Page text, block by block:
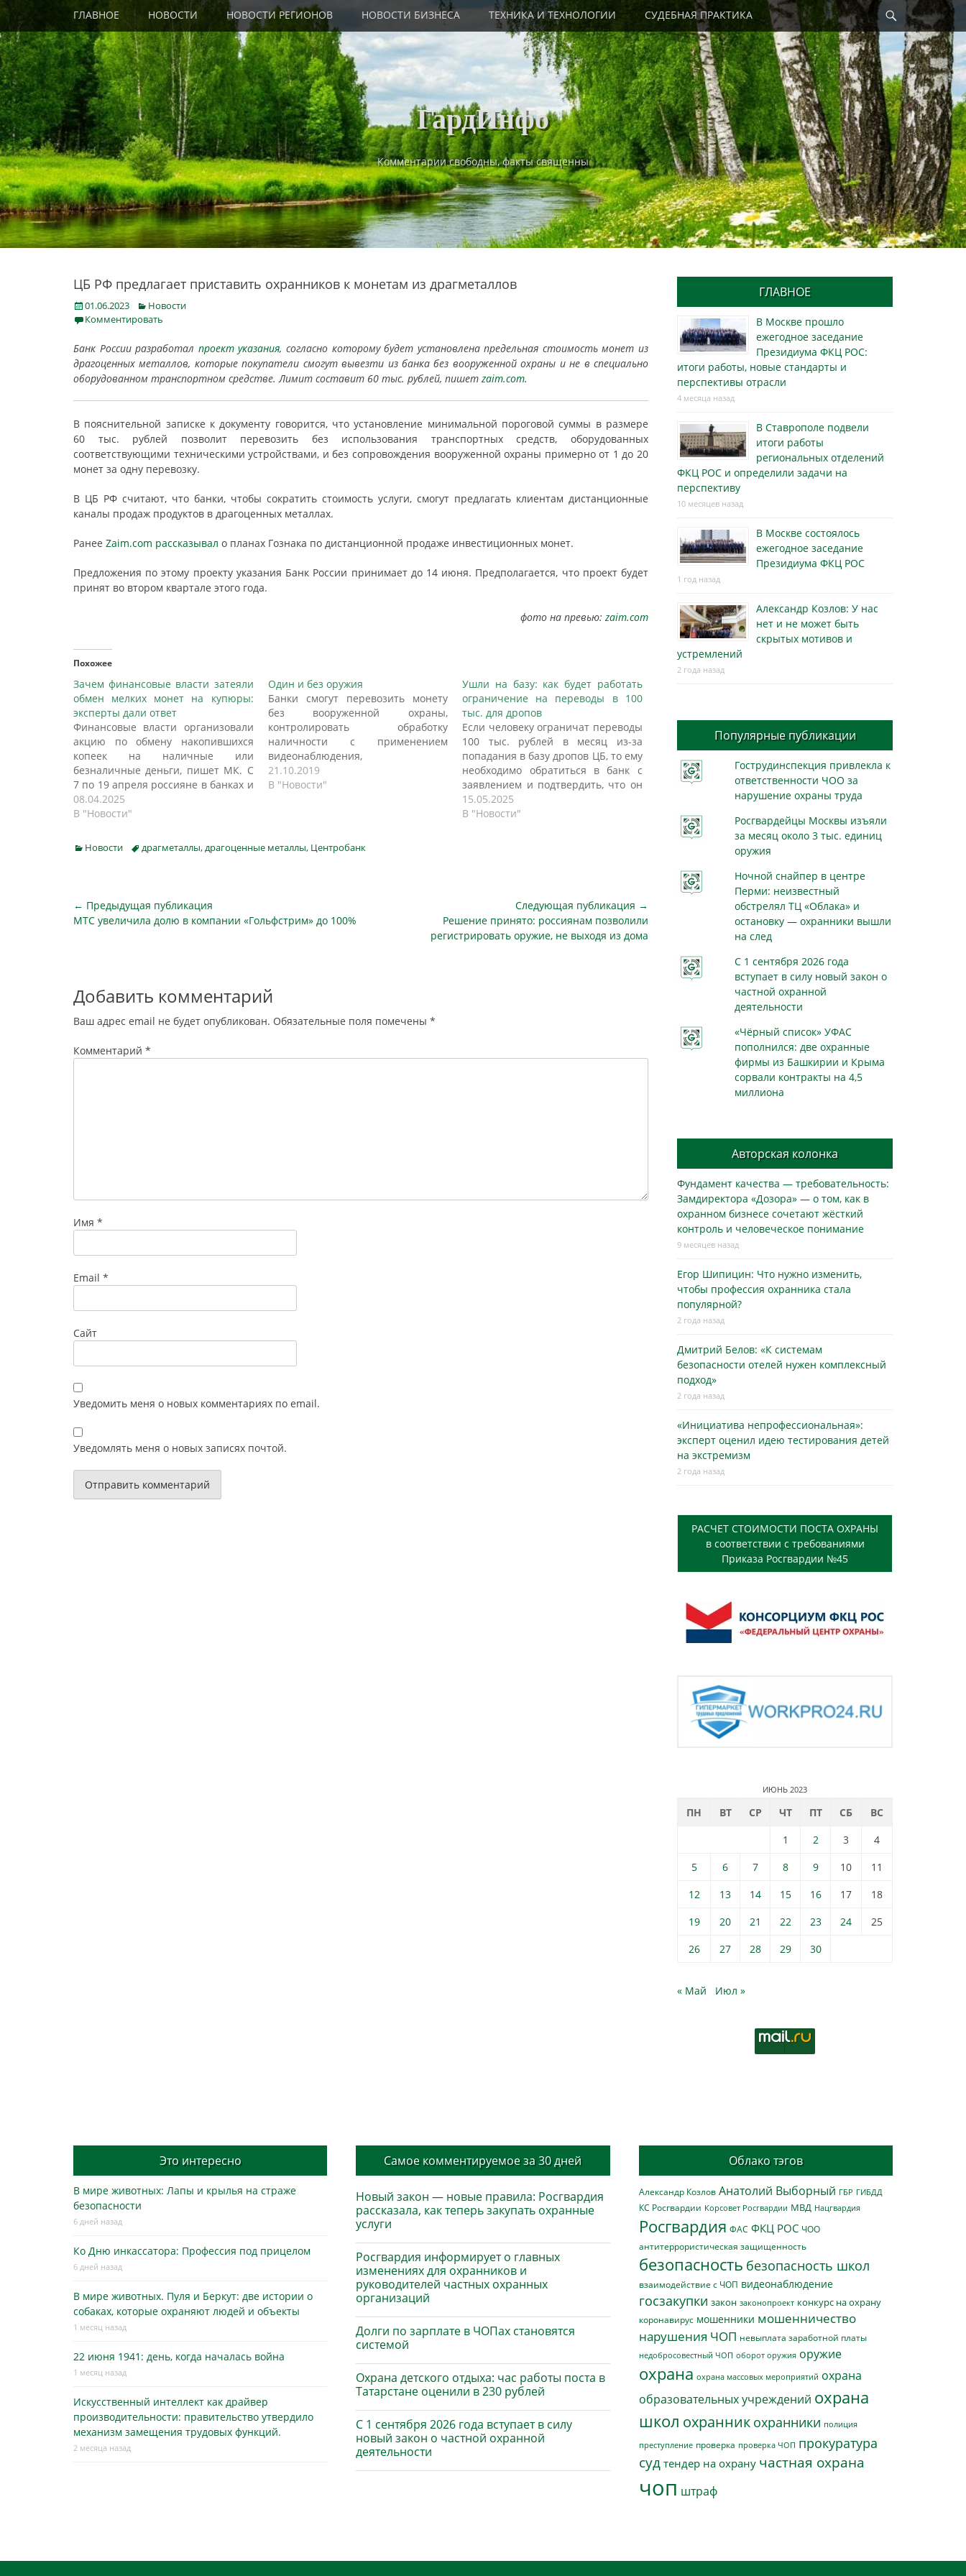
Skip
content
Primary Menu
ГЛАВНОЕ НОВОСТИ НОВОСТИ РЕГИОНОВ НОВОСТИ БИЗНЕСА ТЕХНИКА И ТЕХНОЛОГИИ СУДЕБНАЯ ПРАКТИКА
Найти
ГардИнфо
Комментарии свободны, факты священны
ЦБ РФ предлагает приставить охранников к монетам из драгметаллов
Posted
on
01.06.2023 Categories
Новости
Комментировать
Банк России разработал проект указания, согласно которому будет установлена предельная стоимость монет из
драгоценных металлов, которые покупатели смогут вывезти из банка без вооруженной охраны и не в специально
оборудованном транспортном средстве. Лимит составит 60 тыс. рублей, пишетzaim.com.
В пояснительной записке к документу говорится, что установление минимальной пороговой суммы в размере
60 тыс. рублей позволит перевозить без использования транспортных средств, оборудованных
соответствующими техническими устройствами, и без сопровождения вооруженной охраны примерно от 1 до 20
монет за одну перевозку.
В ЦБ РФ считают, что банки, чтобы сократить стоимость услуги, смогут предлагать клиентам дистанционные
каналы продаж продуктов в драгоценных металлах.
Ранее Zaim.com рассказывал о планах Гознака по дистанционной продаже инвестиционных монет.
Предложения по этому проекту указания Банк России принимает до 14 июня. Предполагается, что проект будет
принят во втором квартале этого года.
фото на превью:zaim.com
Похожее
Зачем финансовые власти затеяли
обмен мелких монет на купюры:
эксперты дали ответ
Финансовые власти организовали
акцию по обмену накопившихся
копеек на наличные или
безналичные деньги, пишет МК. С
7 по 19 апреля россияне в банках и
сетевых магазинах могут обменять
скопившуюся у них мелочь на
даже можно зачислить на счет,
если граждане являются
08.04.2025
В "Новости"
Один и без оружия
Банки смогут перевозить монету
без вооруженной охраны,
контролировать обработку
наличности с применением
видеонаблюдения,
автоматизировать передачу
информации о загрузке и изъятии
оживить их угасший интерес к
монете, из-за чего мелочь все
21.10.2019
В "Новости"
Ушли на базу: как будет работать
ограничение на переводы в 100
тыс. для дропов
Если человеку ограничат переводы
100 тыс. рублей в месяц из-за
попадания в базу дропов ЦБ, то ему
необходимо обратиться в банк с
заявлением и подтвердить, что он
не имел корыстного умысла при
передаче карты третьему лицу.
15.05.2025
В "Новости"
Categories
Новости Tagsдрагметаллы,драгоценные металлы, Центробанк
Навигация
по
← Предыдущая публикация
Предыдущая
МТС увеличила долю в компании «Гольфстрим» до 100%
Следующая публикация →
Решение принято: россиянам позволили
регистрировать оружие, не выходя из дома
Добавить комментарий
Ваш адрес email не будет опубликован. Обязательные поля помечены *
Комментарий *
Имя *
Email *
Сайт
Уведомить меня о новых комментариях по email.
Уведомлять меня о новых записях почтой.
ГЛАВНОЕ
В Москве прошло
ежегодное заседание
Президиума ФКЦ РОС:
итоги работы, новые стандарты и
перспективы отрасли
4 месяца назад
В Ставрополе подвели
итоги работы
региональных отделений
ФКЦ РОС и определили задачи на
перспективу
10 месяцев назад
В Москве состоялось
ежегодное заседание
Президиума ФКЦ РОС
1 год назад
Александр Козлов: У нас
нет и не может быть
скрытых мотивов и
устремлений
2 года назад
Популярные публикации
Гострудинспекция привлекла к
ответственности ЧОО за
нарушение охраны труда
Росгвардейцы Москвы изъяли
за месяц около 3 тыс. единиц
оружия
Ночной снайпер в центре
Перми: неизвестный
обстрелял ТЦ «Облака» и
остановку — охранники вышли
на след
С 1 сентября 2026 года
вступает в силу новый закон о
частной охранной
деятельности
«Чёрный список» УФАС
пополнился: две охранные
фирмы из Башкирии и Крыма
сорвали контракты на 4,5
миллиона
Авторская колонка
Фундамент качества — требовательность:
Замдиректора «Дозора» — о том, как в
охранном бизнесe сочетают жёсткий
контроль и человеческое понимание
9 месяцев назад
Егор Шипицин: Что нужно изменить,
чтобы профессия охранника стала
популярной?
2 года назад
Дмитрий Белов: «К системам
безопасности отелей нужен комплексный
подход»
2 года назад
«Инициатива непрофессиональная»:
эксперт оценил идею тестирования детей
на экстремизм
2 года назад
РАСЧЕТ СТОИМОСТИ ПОСТА ОХРАНЫ
в соответствии с требованиями
Приказа Росгвардии №45
ИЮНЬ 2023
ПН ВТ СР ЧТ ПТ СБ
ВС
1
2 3
4
5
6 7 8 9 10
11
12
13 14 15 16 17
18
19
20 21 22 23 24
25
26
27 28 29 30
« Май Июл »
Это интересно
В мире животных: Лапы и крылья на страже
безопасности
6 дней назад
Ко Дню инкассатора: Профессия под прицелом
6 дней назад
В мире животных. Пуля и Беркут: две истории о
собаках, которые охраняют людей и объекты
1 месяц назад
22 июня 1941: день, когда началась война
1 месяц назад
Искусственный интеллект как драйвер
производительности: правительство утвердило
механизм замещения трудовых функций.
2 месяца назад
Самое комментируемое за 30 дней
Новый закон — новые правила: Росгвардия
рассказала, как теперь закупать охранные
услуги
Росгвардия информирует о главных
изменениях для охранников и
руководителей частных охранных
организаций
Долги по зарплате в ЧОПах становятся
системой
Охрана детского отдыха: час работы поста в
Татарстане оценили в 230 рублей
С 1 сентября 2026 года вступает в силу
новый закон о частной охранной
деятельности
Облако тэгов
Александр Козлов Анатолий Выборный ГБР ГИБДД
КС Росгвардии Корсовет Росгвардии МВД Нацгвардия
Росгвардия ФАС ФКЦ РОС ЧОО
антитеррористическая защищенность
безопасность безопасность школ
взаимодействие с ЧОП видеонаблюдение
госзакупки закон законопроект конкурс на охрану
коронавирус мошенники мошенничество
нарушения ЧОП невыплата заработной платы
недобросовестный ЧОП оборот оружия оружие
охрана охрана массовых мероприятий охрана
образовательных учреждений охрана
школ охранник охранники полиция
преступление проверка проверка ЧОП прокуратура
суд тендер на охрану частная охрана
чоп штраф